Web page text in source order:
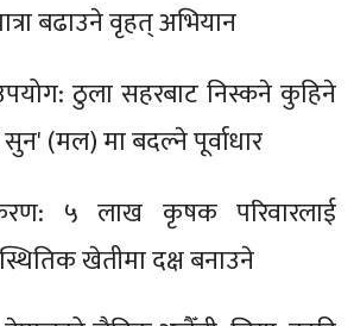
बढाउने वृहत् अभियान
ठुला सहरबाट निस्कने कुहिने
(मल) मा बदल्ने पूर्वाधार
५ लाख कृषक परिवारलाई
खेतीमा दक्ष बनाउने